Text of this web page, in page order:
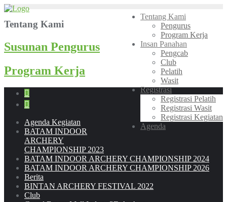
Skip
content
Tentang Kami
Pengurus
Program Kerja
Insan Panahan
Pengcab
Club
Pelatih
Wasit
Registrasi
Registrasi Pelatih
Registrasi Wasit
Registrasi Kegiatan
Agenda
Tentang Kami
Susunan Pengurus
Program Kerja
Agenda Kegiatan
BATAM INDOOR
ARCHERY
CHAMPIONSHIP 2023
BATAM INDOOR ARCHERY CHAMPIONSHIP 2024
BATAM INDOOR ARCHERY CHAMPIONSHIP 2026
Berita
BINTAN ARCHERY FESTIVAL 2022
Club